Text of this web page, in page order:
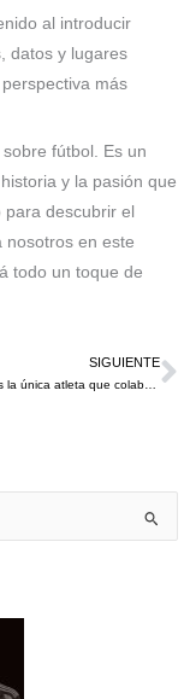
al introducir
datos y lugares
más
fútbol. Es un
y la pasión que
descubrir el
nosotros en este
todo un toque de
SIGUIENTE
Caitlin Clark es la única atleta que colabora con Wilson desde Michael Jordan en la década de 1980.